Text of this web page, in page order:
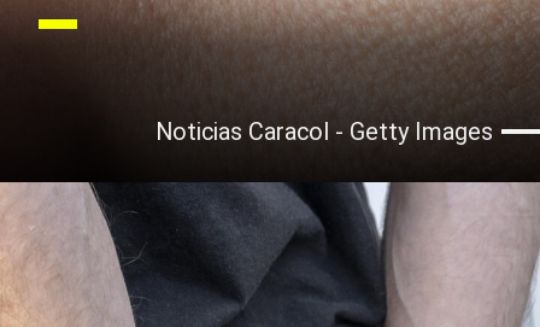
Noticias Caracol - Getty Images